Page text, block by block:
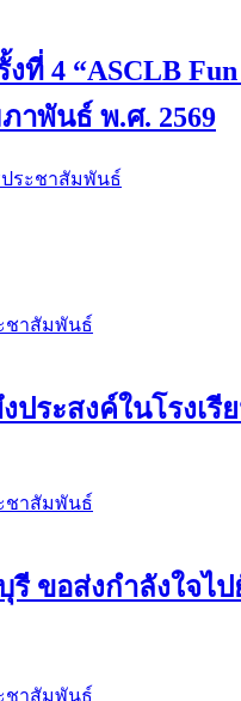
4 “ASCLB
าพันธ์ พ.ศ. 2569
ระชาสัมพันธ์
ชาสัมพันธ์
ระสงค์ในโรง
ชาสัมพันธ์
ขอส่งกำลังใจ
ชาสัมพันธ์